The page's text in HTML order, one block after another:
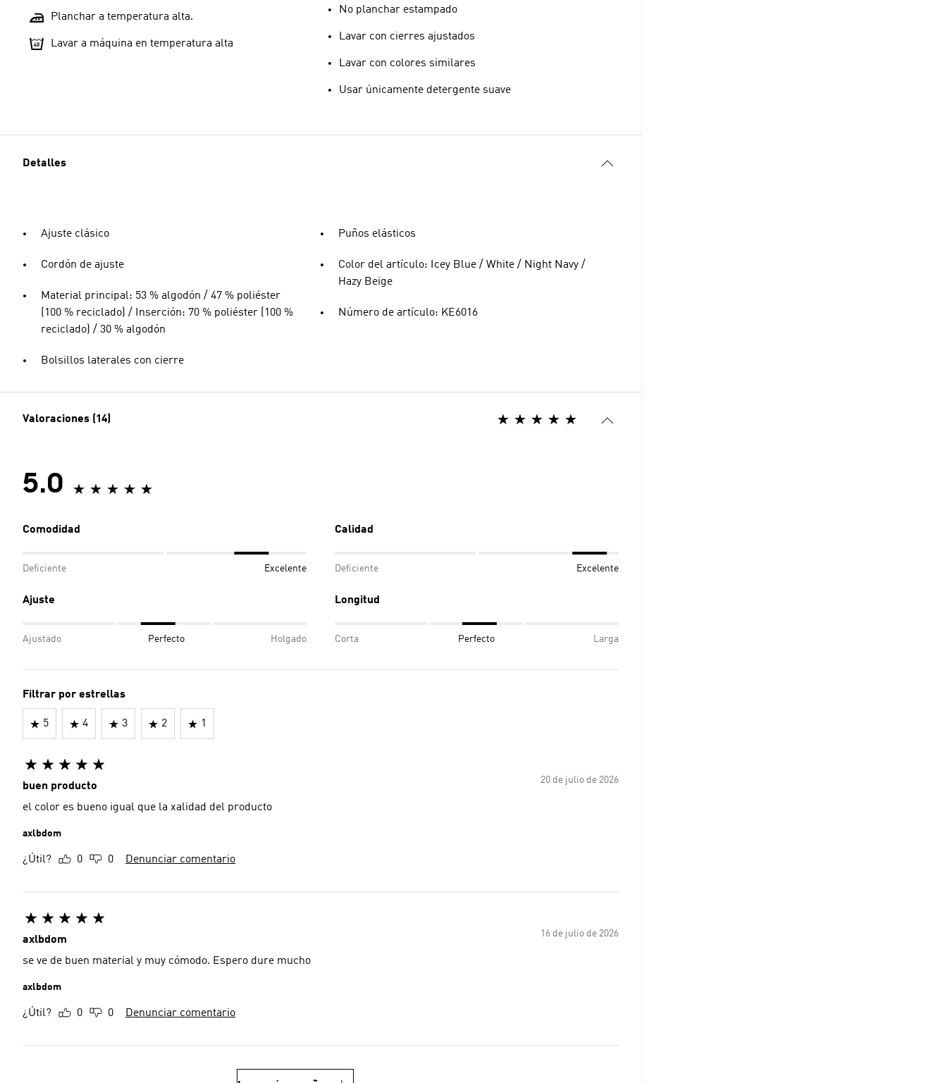
Planchar a temperatura alta.
Lavar a máquina en temperatura alta
No planchar estampado
Lavar con cierres ajustados
Lavar con colores similares
Usar únicamente detergente suave
Detalles
Ajuste clásico
Cordón de ajuste
Material principal: 53 % algodón / 47 % poliéster
(100 % reciclado) / Inserción: 70 % poliéster (100 %
reciclado) / 30 % algodón
Bolsillos laterales con cierre
Puños elásticos
Color del artículo: Icey Blue / White / Night Navy /
Hazy Beige
Número de artículo: KE6016
Valoraciones (14)
5.0
Comodidad
Deficiente Excelente
Calidad
Deficiente Excelente
Ajuste
Ajustado Perfecto Holgado
Longitud
Corta Perfecto Larga
Filtrar por estrellas
5 4 3 2 1
20 de julio de 2026
buen producto
el color es bueno igual que la xalidad del producto
axlbdom
¿Útil? 0 0 Denunciar comentario
16 de julio de 2026
axlbdom
se ve de buen material y muy cómodo. Espero dure mucho
axlbdom
¿Útil? 0 0 Denunciar comentario